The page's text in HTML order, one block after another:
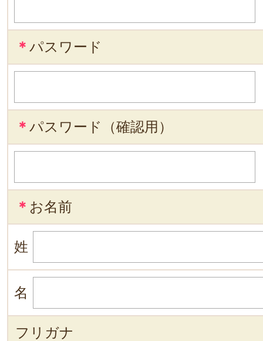
＊ パスワード
＊ パスワード（確認用）
＊ お名前
姓
名
フリガナ